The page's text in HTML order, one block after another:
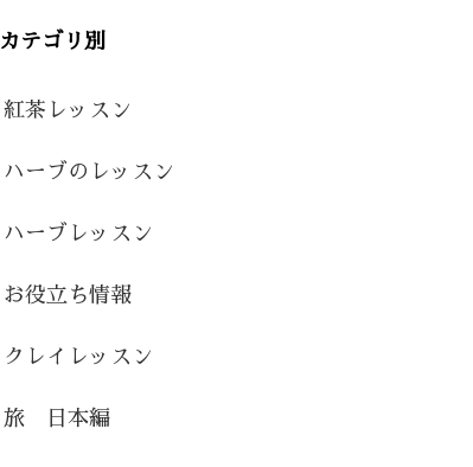
カテゴリ別
紅茶レッスン
ハーブのレッスン
ハーブレッスン
お役立ち情報
クレイレッスン
旅 日本編